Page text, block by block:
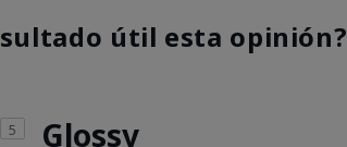
útil esta opinión?
5 Glossy